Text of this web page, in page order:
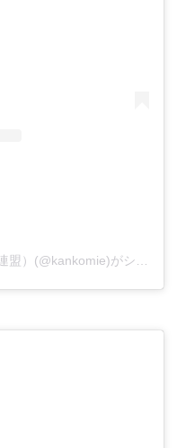
【公式】観光三重（三重県観光連盟）(@kankomie)がシェアした投稿